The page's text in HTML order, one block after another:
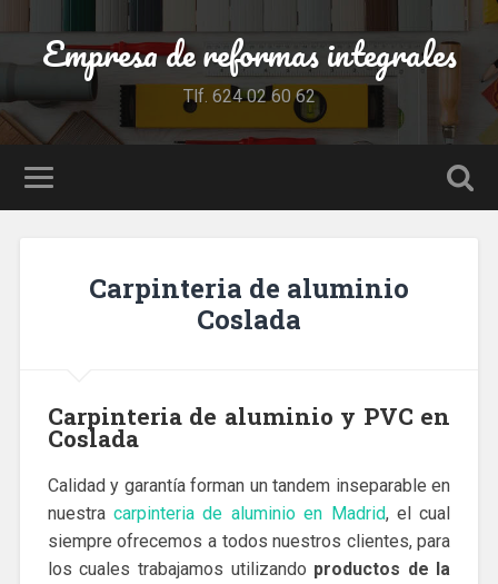
Empresa de reformas integrales
Tlf. 624 02 60 62
Carpinteria de aluminio
Coslada
Carpinteria de aluminio y PVC en
Coslada
Calidad y garantía forman un tandem inseparable en
nuestracarpinteria de aluminio en Madrid, el cual
siempre ofrecemos a todos nuestros clientes, para
los cuales trabajamos utilizando productos de la